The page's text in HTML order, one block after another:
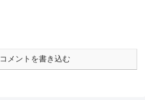
コメントを書き込む